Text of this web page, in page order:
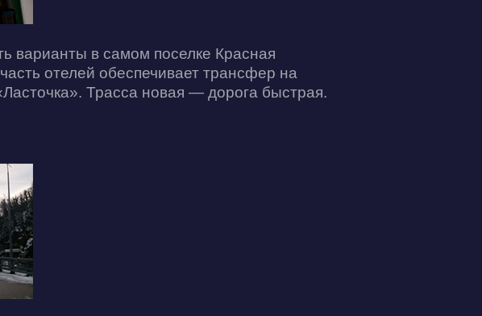
варианты в самом поселке Красная
отелей обеспечивает трансфер на
Трасса новая — дорога быстрая.